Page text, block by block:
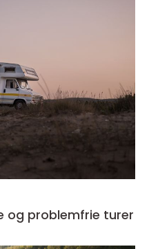
og problemfrie turer